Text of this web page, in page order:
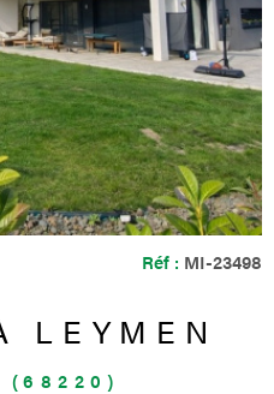
à l’étage, d’une VMC
d’eau. Le DPE classé B
une maison individuelle. Le
par une quote-part de
un cadre agréable, verdoyant
récente, bien entretenue,
dans un secteur frontalier très
risques auxquels ce bien est
sur le site Géorisques
Réf : MI-23498
LEYMEN
(68220)